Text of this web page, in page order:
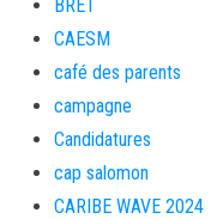
BRET
CAESM
café des parents
campagne
Candidatures
cap salomon
CARIBE WAVE 2024